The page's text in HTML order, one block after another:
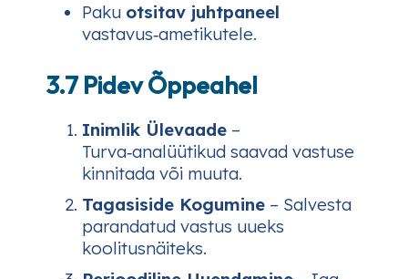
Paku otsitav juhtpaneel
vastavus‑ametikutele.
3.7 Pidev Õppeahel
Inimlik Ülevaade –
Turva‑analüütikud saavad vastuse
kinnitada või muuta.
Tagasiside Kogumine – Salvesta
parandatud vastus uueks
koolitusnäiteks.